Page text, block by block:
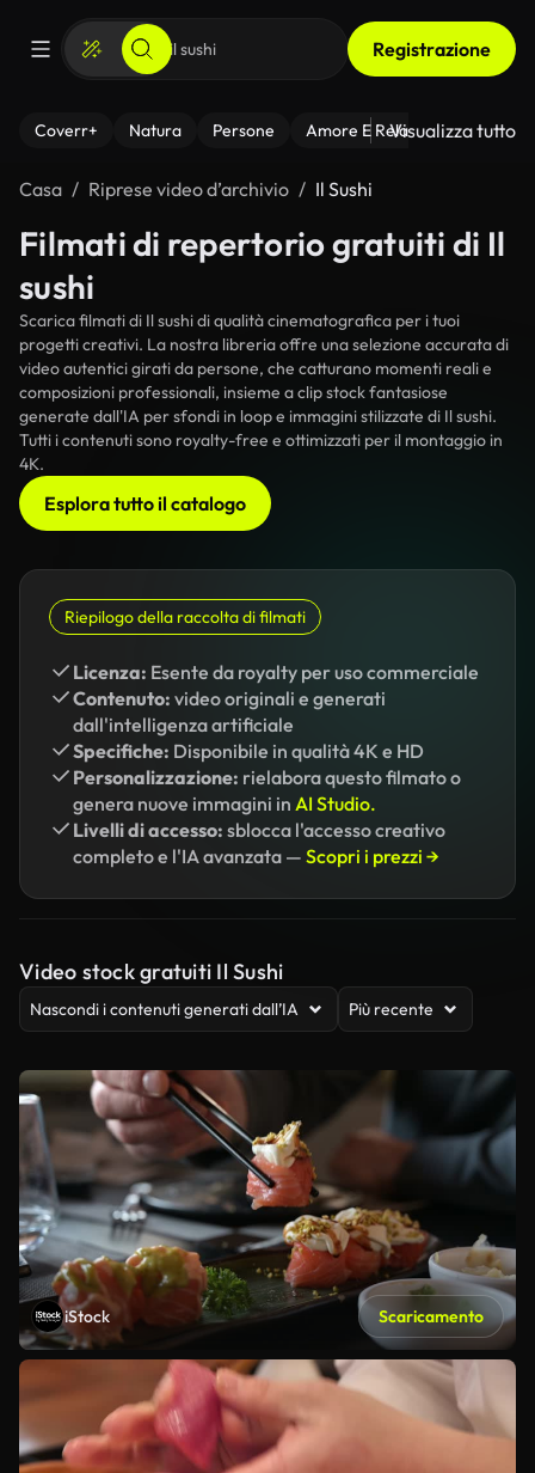
Registrazione
Coverr+ Natura Persone Amore E Relazioni Il
Visualizza tutto
Casa Riprese video d’archivio Il Sushi
Filmati di repertorio gratuiti di Il
sushi
Scarica filmati di Il sushi di qualità cinematografica per i tuoi
progetti creativi. La nostra libreria offre una selezione accurata di
video autentici girati da persone, che catturano momenti reali e
composizioni professionali, insieme a clip stock fantasiose
generate dall'IA per sfondi in loop e immagini stilizzate di Il sushi.
Tutti i contenuti sono royalty-free e ottimizzati per il montaggio in
4K.
Esplora tutto il catalogo
Riepilogo della raccolta di filmati
Licenza: Esente da royalty per uso commerciale
Contenuto: video originali e generati
dall'intelligenza artificiale
Specifiche: Disponibile in qualità 4K e HD
Personalizzazione: rielabora questo filmato o
genera nuove immagini in AI Studio.
Livelli di accesso: sblocca l'accesso creativo
completo e l'IA avanzata — Scopri i prezzi →
Video stock gratuiti Il Sushi
Nascondi i contenuti generati dall’IA Più recente
iStock Scaricamento